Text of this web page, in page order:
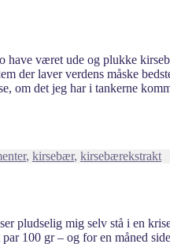
været ude og plukke
der laver verdens måske
om det jeg har i tankerne
, kirsebær, kirsebærekstrakt
pludselig mig selv stå i en
100 gr – og for en måned